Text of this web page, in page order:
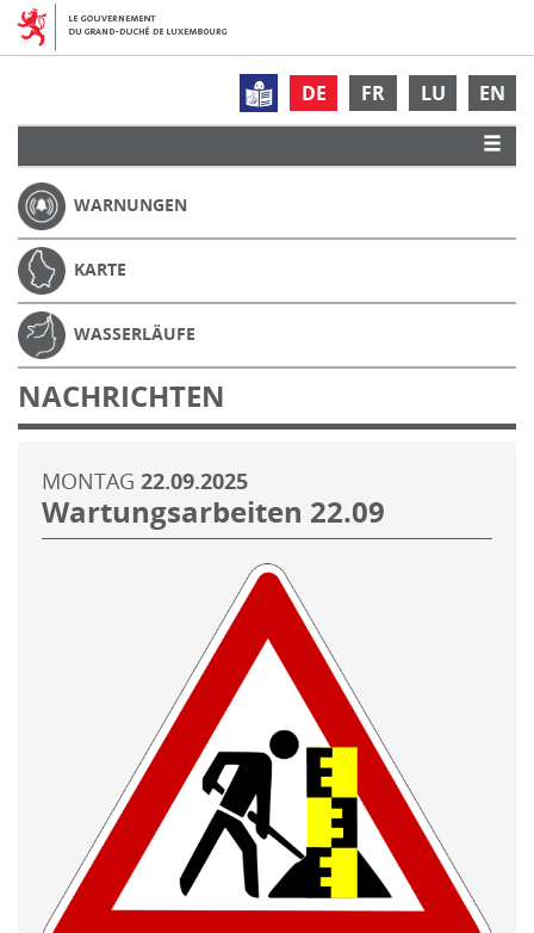
DE FR LU EN
WARNUNGEN
KARTE
WASSERLÄUFE
NACHRICHTEN
MONTAG 22.09.2025
Wartungsarbeiten 22.09